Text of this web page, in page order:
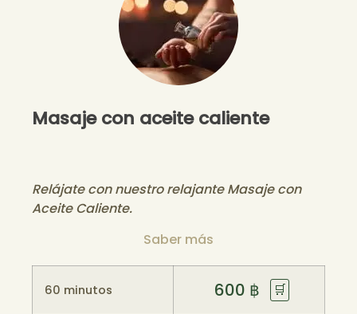
Masaje con aceite caliente
Relájate con nuestro relajante Masaje con
Aceite Caliente.
Saber más
60 minutos 600 ฿ 🛒